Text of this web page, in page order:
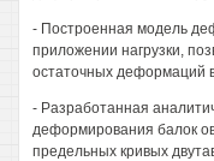
- Построенная модель
приложении нагрузки,
остаточных деформаций
- Разработанная
деформирования балок
предельных кривых